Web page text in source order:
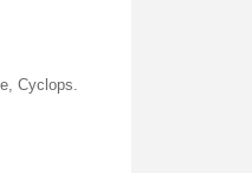
Cyclops.